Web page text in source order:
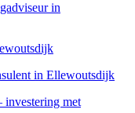
in
in Ellewoutsdijk
investering met